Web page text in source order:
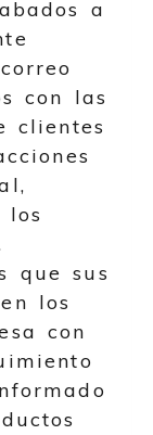
a
con las
clientes
los
que sus
los
con